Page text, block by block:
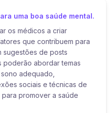
uma boa saúde mental.
os médicos a criar
que contribuem para
sugestões de posts
poderão abordar temas
adequado,
sociais e técnicas de
promover a saúde